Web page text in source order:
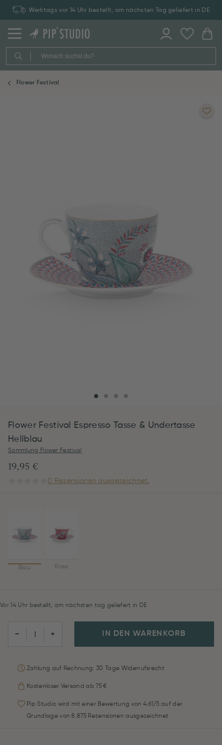
Werktags vor 14 Uhr bestellt, am nächsten Tag geliefert in DE
Flower Festival
Flower Festival Espresso Tasse & Undertasse
Hellblau
Sammlung Flower Festival
19,95 €
0 Rezensionen ausgezeichnet.
Blau Rosa
Vor 14 Uhr bestellt, am nächsten tag geliefert in DE
− + IN DEN WARENKORB
Zahlung auf Rechnung: 30 Tage Widerrufsrecht
Kostenloser Versand ab 75 €
Pip Studio wird mit einer Bewertung von 4.61/5 auf der
Grundlage von 8.875 Rezensionen ausgezeichnet